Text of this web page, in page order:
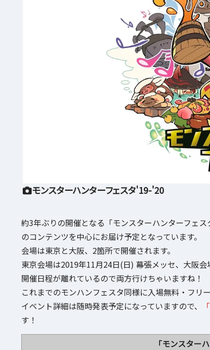
モンスターハンターフェスタ'19-'20
約3年ぶりの開催となる「モンスターハンターフェ
のコンテンツを中心にお届け予定となっています。
会場は東京と大阪、2箇所で開催されます。
東京会場は2019年11月24日(日) 幕張メッセ、大阪
開催日程が離れているので両方行けちゃいますね！
これまでのモンハンフェスタ同様に入場無料・フリ
イベント詳細は随時発表予定になっていますので、
す！
「モンスター